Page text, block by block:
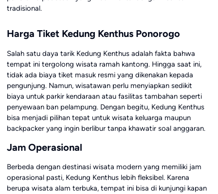
tradisional.
Harga Tiket Kedung Kenthus Ponorogo
Salah satu daya tarik Kedung Kenthus adalah fakta bahwa
tempat ini tergolong wisata ramah kantong. Hingga saat ini,
tidak ada biaya tiket masuk resmi yang dikenakan kepada
pengunjung. Namun, wisatawan perlu menyiapkan sedikit
biaya untuk parkir kendaraan atau fasilitas tambahan seperti
penyewaan ban pelampung. Dengan begitu, Kedung Kenthus
bisa menjadi pilihan tepat untuk wisata keluarga maupun
backpacker yang ingin berlibur tanpa khawatir soal anggaran.
Jam Operasional
Berbeda dengan destinasi wisata modern yang memiliki jam
operasional pasti, Kedung Kenthus lebih fleksibel. Karena
berupa wisata alam terbuka, tempat ini bisa di kunjungi kapan